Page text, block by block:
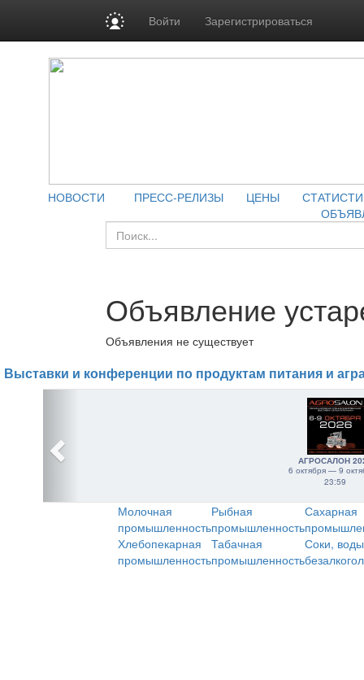
Войти Зарегистрироваться
НОВОСТИ ПРЕСС-РЕЛИЗЫ ЦЕНЫ
Объявление
Объявления не существует
Выставки и конференции по продуктам питания и
АГРОСАЛОН
6 октября — 9
23:59
Молочная
промышленность
Рыбная
промышленность
Сахарная
Хлебопекарная
промышленность
Табачная
промышленность
Соки,